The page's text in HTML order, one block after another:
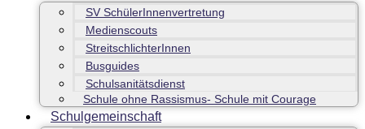
SV SchülerInnenvertretung
Medienscouts
StreitschlichterInnen
Busguides
Schulsanitätsdienst
Schule ohne Rassismus- Schule mit Courage
Schulgemeinschaft